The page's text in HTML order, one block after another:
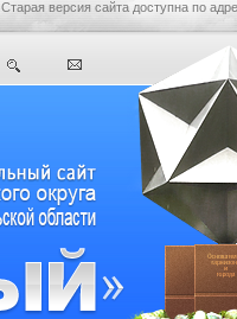
Старая версия сайта доступна по